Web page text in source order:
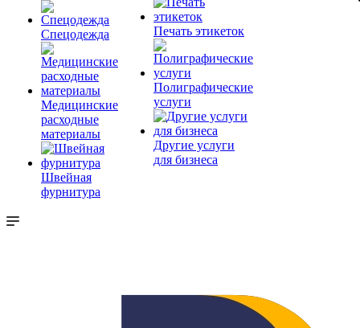
Спецодежда
Медицинские
расходные
материалы
Швейная
фурнитура
Печать этикеток
Полиграфические
услуги
Другие услуги
для бизнеса